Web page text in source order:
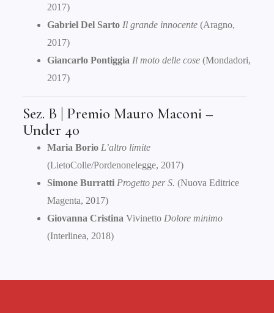
2017)
Gabriel Del Sarto Il grande innocente(Aragno,
2017)
Giancarlo Pontiggia Il moto delle cose(Mondadori,
2017)
Sez. B | Premio Mauro Maconi –
Under 40
Maria Borio L’altro limite
(LietoColle/Pordenonelegge, 2017)
Simone Burratti Progetto per S. (Nuova Editrice
Magenta, 2017)
Giovanna Cristina Vivinetto Dolore minimo
(Interlinea, 2018)